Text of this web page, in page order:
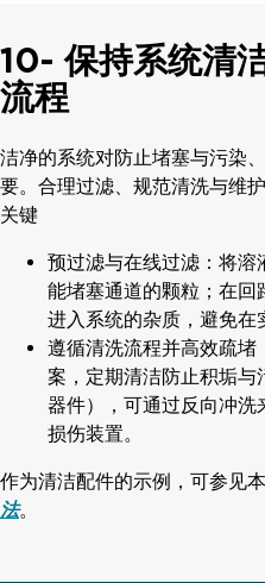
10- 保持系统清
流程
洁净的系统对防止堵塞与污染
要。合理过滤、规范清洗与维
关键
预过滤与在线过滤：将
能堵塞通道的颗粒；在
进入系统的杂质，避免在
遵循清洗流程并高效疏
案，定期清洁防止积垢
器件），可通过反向冲洗
损伤装置。
作为清洁配件的示例，可参见
法。